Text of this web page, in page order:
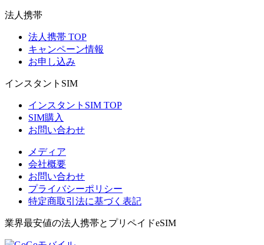
法人携帯
法人携帯 TOP
キャンペーン情報
お申し込み
インスタントSIM
インスタントSIM TOP
SIM購入
お問い合わせ
メディア
会社概要
お問い合わせ
プライバシーポリシー
特定商取引法に基づく表記
業界最安値の法人携帯とプリペイドeSIM